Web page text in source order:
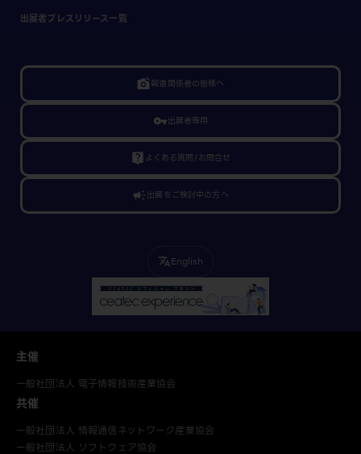
出展者プレスリリース一覧
linked_camera報道関係者の皆様へ
vpn_key出展者専用
live_help よくある質問/お問合せ
campaign出展をご検討中の方へ
translateEnglish
主催
一般社団法人 電子情報技術産業協会
共催
一般社団法人 情報通信ネットワーク産業協会
一般社団法人 ソフトウェア協会